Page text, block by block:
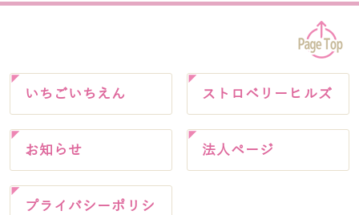
いちごいちえん ストロベリーヒルズ
お知らせ 法人ページ
プライバシーポリシ